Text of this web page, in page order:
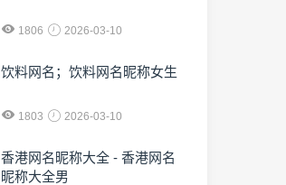
1806 2026-03-10
饮料网名；饮料网名昵称女生
1803 2026-03-10
香港网名昵称大全 - 香港网名
昵称大全男